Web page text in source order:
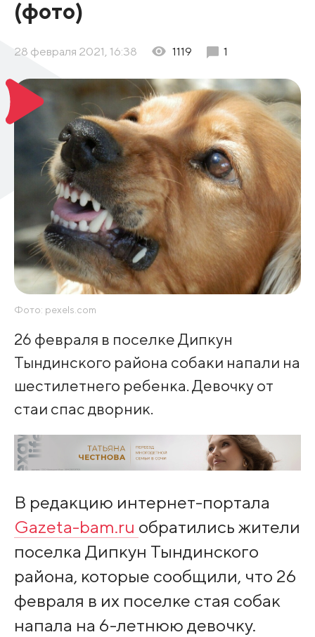
(фото)
28 февраля 2021, 16:38 1119 1
Фото: pexels.com
26 февраля в поселке Дипкун
Тындинского района собаки напали на
шестилетнего ребенка. Девочку от
стаи спас дворник.
В редакцию интернет-портала
Gazeta-bam.ru обратились жители
поселка Дипкун Тындинского
района, которые сообщили, что 26
февраля в их поселке стая собак
напала на 6-летнюю девочку.